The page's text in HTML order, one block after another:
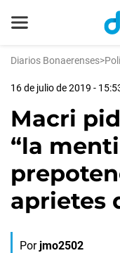
Diarios Bonaerenses>
16 de julio de 2019 -
Macri
“la
aprietes
Por jmo2502